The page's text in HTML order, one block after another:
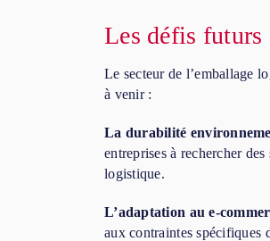
Les défis futurs
Le secteur de l’emballage
à venir :
La durabilité
entreprises à rechercher
logistique.
L’adaptation au e-
aux contraintes spécifiques